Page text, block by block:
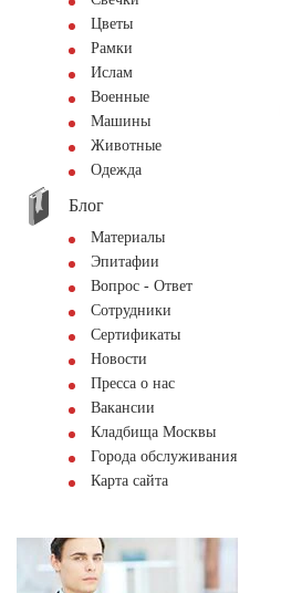
Цветы
Рамки
Ислам
Военные
Машины
Животные
Одежда
Блог
Материалы
Эпитафии
Вопрос - Ответ
Сотрудники
Сертификаты
Новости
Пресса о нас
Вакансии
Кладбища Москвы
Города обслуживания
Карта сайта